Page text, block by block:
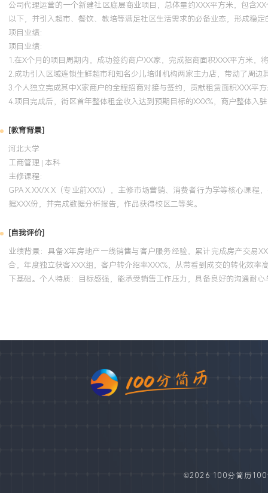
公司代理运营的一个新建社区底层商业项目，总体量约XXX平方米，包含
以下，并引入超市、餐饮、教培等满足社区生活需求的必备业态，形成稳定
项目业绩：
项目业绩：
1.在X个月的项目周期内，成功签约商户XX家，完成招商面积XXX平方米，
2.成功引入区域连锁生鲜超市和知名少儿培训机构两家主力店，带动了周边
3.个人独立完成其中X家商户的全程招商对接与签约，贡献租赁面积XXX平
4.项目完成后，街区首年整体租金收入达到预期目标的XXX%，商户整体入
[教育背景]
河北大学
工商管理 | 本科
主修课程：
GPA X.XX/X.X（专业前XX%），主修市场营销、消费者行为学等核心课
据XXX份，并完成数据分析报告，作品获得校区二等奖。
[自我评价]
业绩背景：具备X年房地产一线销售与客户服务经验，累计完成房产交易
合，年度独立获客XXX组，客户转介绍率XXX%，从带看到成交的转化效
下基础。个人特质：目标感强，能承受销售工作压力，具备良好的沟通耐
©2026 100分简历